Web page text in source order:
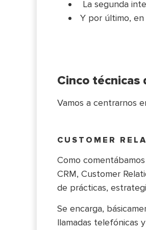
La segunda
Y por último,
Cinco técnicas
Vamos a centrarnos
CUSTOMER
Como
CRM, Customer
de prácticas,
Se encarga,
llamadas telefónicas